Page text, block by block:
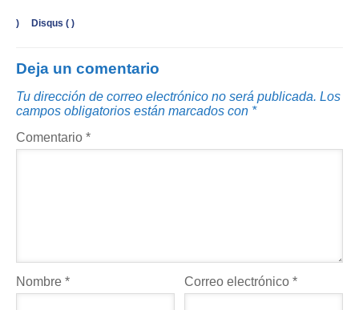
) Disqus ( )
Deja un comentario
Tu dirección de correo electrónico no será publicada. Los
campos obligatorios están marcados con *
Comentario *
Nombre * Correo electrónico*